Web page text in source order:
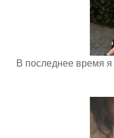
В последнее время